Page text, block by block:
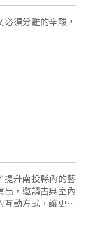
須分離的辛酸，
提升南投縣內的藝
出，邀請古典室內
互動方式，讓更多